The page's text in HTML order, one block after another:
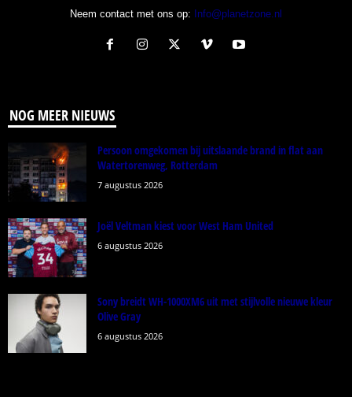
Neem contact met ons op: Info@planetzone.nl
NOG MEER NIEUWS
Persoon omgekomen bij uitslaande brand in flat aan
Watertorenweg, Rotterdam
7 augustus 2026
Joël Veltman kiest voor West Ham United
6 augustus 2026
Sony breidt WH-1000XM6 uit met stijlvolle nieuwe kleur
Olive Gray
6 augustus 2026